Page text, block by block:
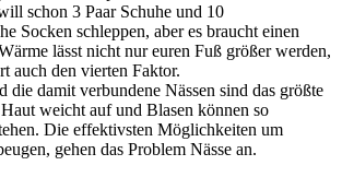
schon 3 Paar Schuhe und 10
Socken schleppen, aber es braucht einen
lässt nicht nur euren Fuß größer werden,
auch den vierten Faktor.
die damit verbundene Nässen sind das größte
weicht auf und Blasen können so
Die effektivsten Möglichkeiten um
gehen das Problem Nässe an.